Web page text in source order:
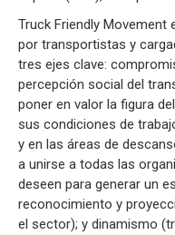
Truck Friendly Movement
por transportistas y
tres ejes clave:
percepción social del
poner en valor la figura
sus condiciones de
y en las áreas de
a unirse a todas las
deseen para generar un
reconocimiento y
el sector); y dinamismo